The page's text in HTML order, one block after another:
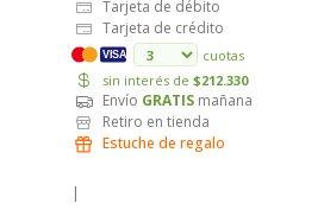
Tarjeta de débito
Tarjeta de crédito
VISA
cuotas
sin interés de $212.330
Envío GRATIS mañana
Retiro en tienda
Estuche de regalo
|